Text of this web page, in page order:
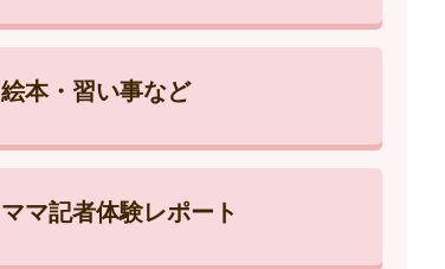
絵本・習い事など
ママ記者体験レポート